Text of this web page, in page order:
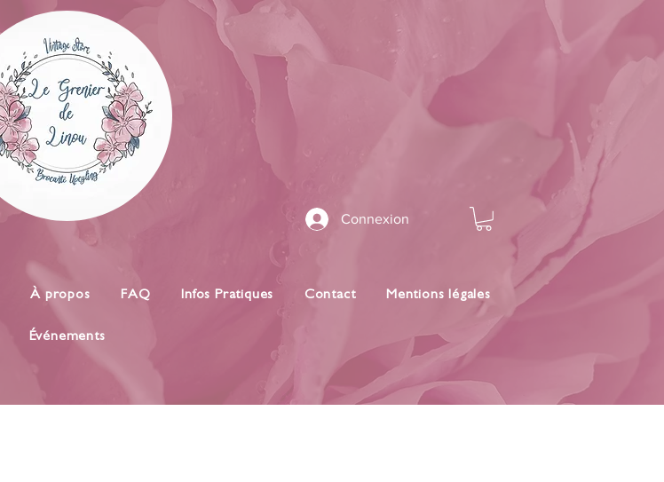
Connexion
À propos FAQ Infos Pratiques Contact Mentions légales
Événements